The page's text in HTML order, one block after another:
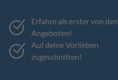
Erfahre als erster von den
Angeboten!
Auf deine Vorlieben
zugeschnitten!